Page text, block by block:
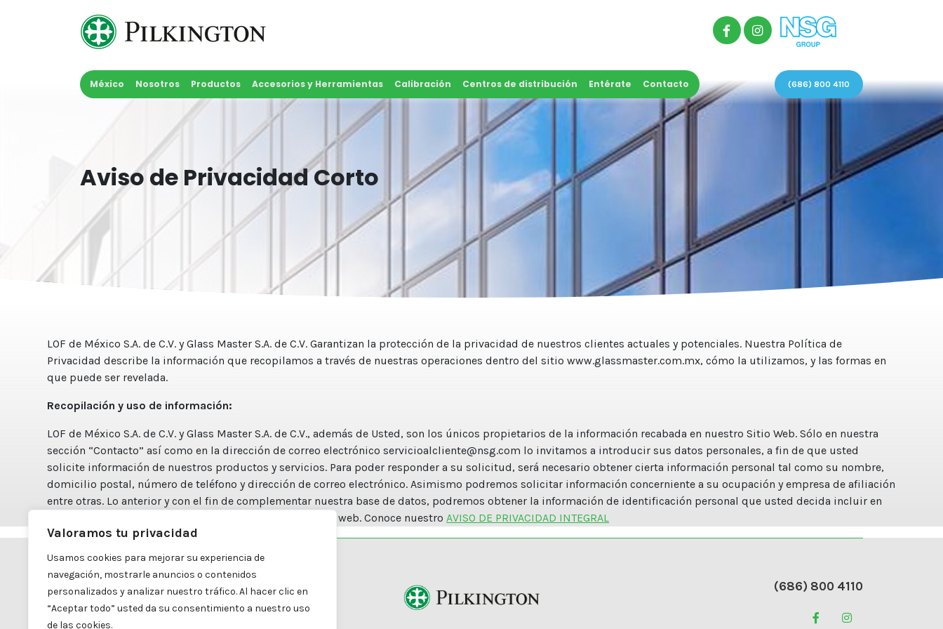
Valoramos tu privacidad
Usamos cookies para mejorar su experiencia de
navegación, mostrarle anuncios o contenidos
personalizados y analizar nuestro tráfico. Al hacer clic en
“Aceptar todo” usted da su consentimiento a nuestro uso
de las cookies.
México Nosotros Productos Accesorios y Herramientas Calibración Centros de distribución Entérate Contacto (686) 800 4110
Aviso de Privacidad Corto
LOF de México S.A. de C.V. y Glass Master S.A. de C.V. Garantizan la protección de la privacidad de nuestros clientes actuales y potenciales. Nuestra Política de
Privacidad describe la información que recopilamos a través de nuestras operaciones dentro del sitio www.glassmaster.com.mx, cómo la utilizamos, y las formas en
que puede ser revelada.
Recopilación y uso de información:
LOF de México S.A. de C.V. y Glass Master S.A. de C.V., además de Usted, son los únicos propietarios de la información recabada en nuestro Sitio Web. Sólo en nuestra
sección “Contacto” así como en la dirección de correo electrónicoservicioalcliente@nsg.com lo invitamos a introducir sus datos personales, a fin de que usted
solicite información de nuestros productos y servicios. Para poder responder a su solicitud, será necesario obtener cierta información personal tal como su nombre,
domicilio postal, número de teléfono y dirección de correo electrónico. Asimismo podremos solicitar información concerniente a su ocupación y empresa de afiliación
entre otras. Lo anterior y con el fin de complementar nuestra base de datos, podremos obtener la información de identificación personal que usted decida incluir en
cada una de sus comunicaciones dentro de nuestro sitio web. Conoce nuestroAVISO DE PRIVACIDAD INTEGRAL
Carretera Mexicali a Algodones #4798
Colonia Diez División Dos
Mexicali, B.C. | C.P. 21395
(686) 800 4110